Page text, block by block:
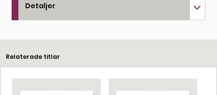
Detaljer
Relaterade titlar